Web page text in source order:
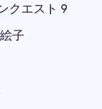
クエスト 9
子